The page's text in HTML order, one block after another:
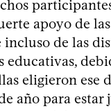
apoyo de
incluso de las
educativas,
eligieron ese
año para estar